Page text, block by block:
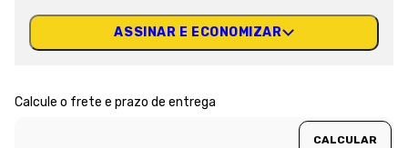
ASSINAR E ECONOMIZAR